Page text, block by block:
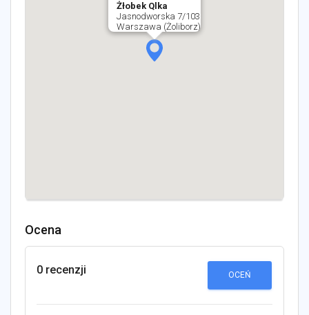
Żłobek Qlka
Jasnodworska 7/103
Warszawa (Żoliborz)
Ocena
0 recenzji OCEŃ